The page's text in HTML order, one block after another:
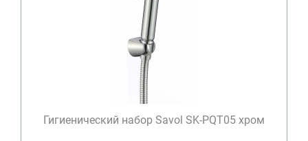
Гигиенический набор Savol SK-PQT05 хром